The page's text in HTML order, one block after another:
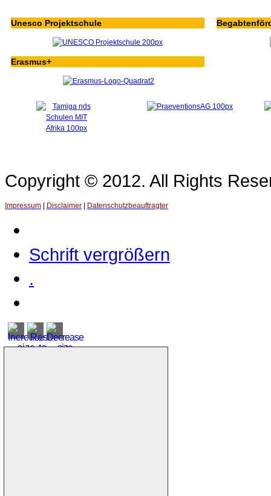
Unesco Projektschule
Erasmus+
Copyright © 2012. All Rights
Impressum Disclaimer Datenschutzbeauftragter
Schrift vergrößern
.